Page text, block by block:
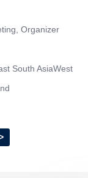
Organizer
South AsiaWest